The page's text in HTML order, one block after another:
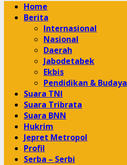
Primary
Menu
Home
Berita
Internasional
Nasional
Daerah
Jabodetabek
Ekbis
Pendidikan & Budaya
Suara TNI
Suara Tribrata
Suara BNN
Hukrim
Jepret Metropol
Profil
Serba – Serbi